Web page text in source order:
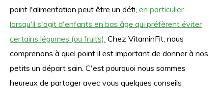
point l'alimentation peut être un défi, en particulier
lorsqu'il s'agit d'enfants en bas âge qui préfèrent éviter
certains légumes (ou fruits). Chez VitaminFit, nous
comprenons à quel point il est important de donner à nos
petits un départ sain. C'est pourquoi nous sommes
heureux de partager avec vous quelques conseils